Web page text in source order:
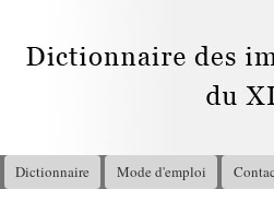
Dictionnaire Mode d'emploi